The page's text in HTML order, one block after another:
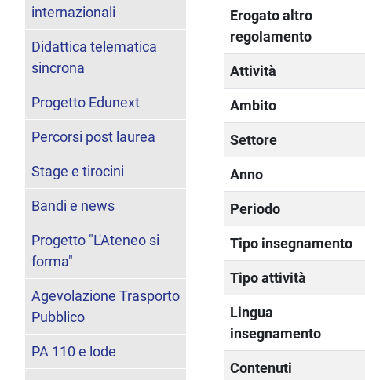
Erogato altro
regolamento
Attività
Ambito
Settore
Anno
Periodo
Tipo insegnamento
Tipo attività
Lingua
insegnamento
Contenuti
internazionali
Didattica telematica
sincrona
Progetto Edunext
Percorsi post laurea
Stage e tirocini
Bandi e news
Progetto "L'Ateneo si
forma"
Agevolazione Trasporto
Pubblico
PA 110 e lode